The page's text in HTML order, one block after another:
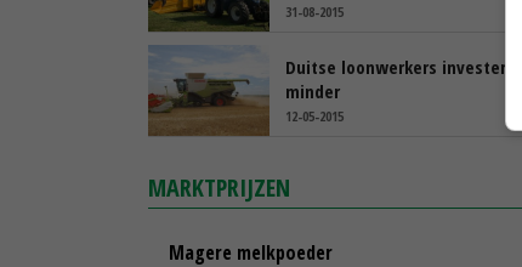
31-08-2015
Duitse loonwerkers investeren
minder
12-05-2015
MARKTPRIJZEN
Magere melkpoeder